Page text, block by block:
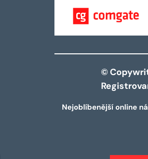
©
Nejoblíbenější online